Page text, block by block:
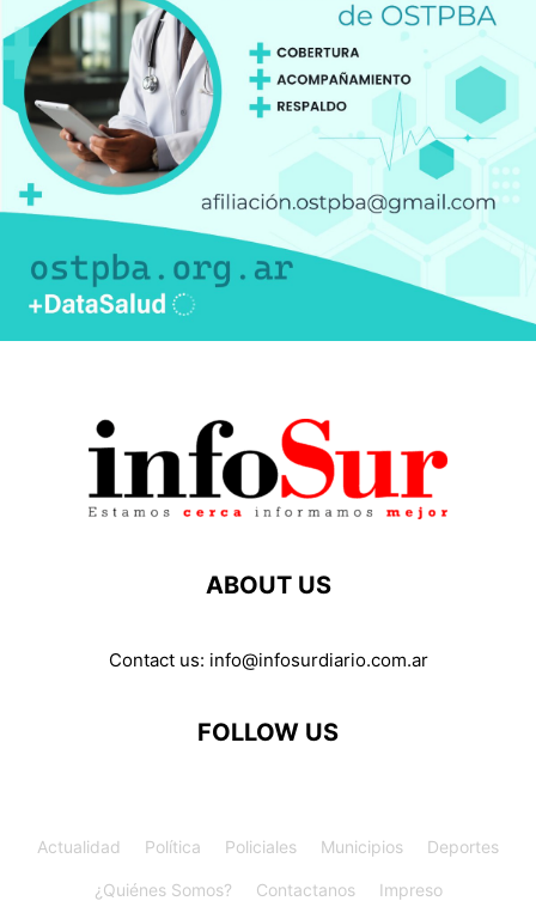
ABOUT US
Contact us: info@infosurdiario.com.ar
FOLLOW US
Actualidad Política Policiales Municipios Deportes
¿Quiénes Somos? Contactanos Impreso